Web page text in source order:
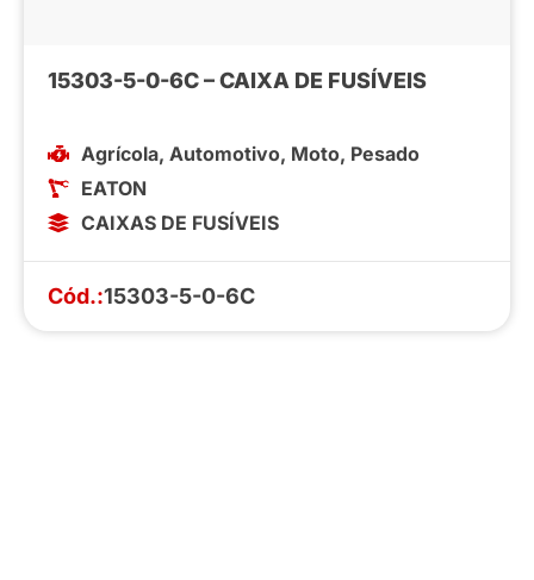
15303-5-0-6C – CAIXA DE FUSÍVEIS
Agrícola, Automotivo, Moto, Pesado
EATON
CAIXAS DE FUSÍVEIS
Cód.:15303-5-0-6C